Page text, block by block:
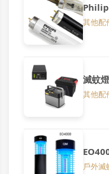
其他配
滅蚊
其他配
戶外滅